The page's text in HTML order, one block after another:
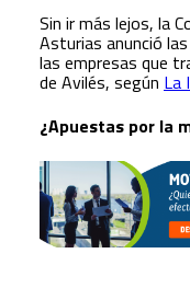
Sin ir más lejos, la
Asturias anunció
las empresas que
de Avilés, según La
¿Apuestas por la